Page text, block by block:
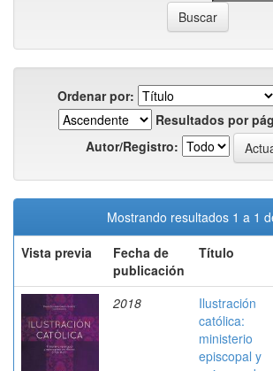
Ordenar por:
Resultados por
Autor/Registro:
Mostrando resultados 1 a 1
Vista previa
Fecha de
publicación
Título
2018
Ilustración
católica:
ministerio
episcopal y